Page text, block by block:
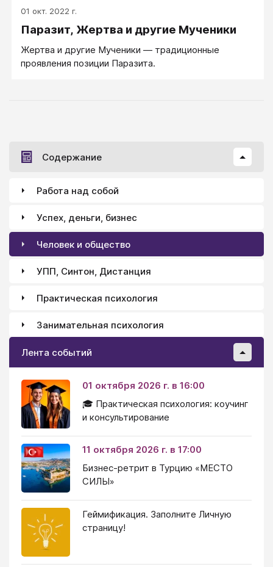
01 окт. 2022 г.
Паразит, Жертва и другие Мученики
Жертва и другие Мученики — традиционные
проявления позиции Паразита.
Содержание
Работа над собой
Успех, деньги, бизнес
Человек и общество
УПП, Синтон, Дистанция
Практическая психология
Занимательная психология
Лента событий
01 октября 2026 г. в 16:00
🎓 Практическая психология: коучинг
и консультирование
11 октября 2026 г. в 17:00
Бизнес-ретрит в Турцию «МЕСТО
СИЛЫ»
Геймификация. Заполните Личную
страницу!